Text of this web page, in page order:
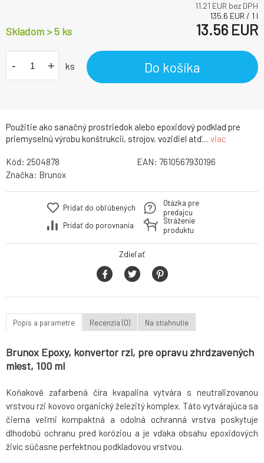
Použitie ako sanačný prostriedok alebo epoxidový podklad pre
priemyselnú výrobu konštrukcií, strojov, vozidiel atď.... viac
11.21 EUR bez DPH
135.6 EUR / 1 l
Skladom > 5 ks 13.56 EUR
- + ks Do košíka
Kód: 2504878 EAN: 7610567930196
Značka: Brunox
Pridať do obľúbených
Pridať do porovnania
Otázka pre
predajcu
Stráženie
produktu
Zdieľať
Popis a parametre Recenzia (0) Na stiahnutie
Brunox Epoxy, konvertor rzi, pre opravu zhrdzavených
miest, 100 ml
Koňakově zafarbená číra kvapalina vytvára s neutralizovanou
vrstvou rzi kovovo organický železitý komplex. Táto vytvárajúca sa
čierna veľmi kompaktná a odolná ochranná vrstva poskytuje
dlhodobú ochranu pred koróziou a je vďaka obsahu epoxidových
živíc súčasne perfektnou podkladovou vrstvou.